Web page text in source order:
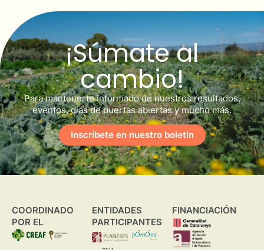
¡Súmate al
cambio!
Para mantenerte informado de nuestros resultados,
eventos, días de puertas abiertas y mucho más.
Inscríbete en nuestro boletín
COORDINADO
POR EL
ENTIDADES
PARTICIPANTES
FINANCIACIÓN